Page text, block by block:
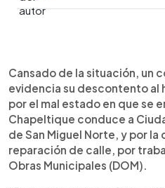
► Escuchar artículo
Cansado de la situación, un
evidencia su descontento al
por el mal estado en que se
Chapeltique conduce a
de San Miguel Norte, y por la
reparación de calle, por
Obras Municipales (DOM).